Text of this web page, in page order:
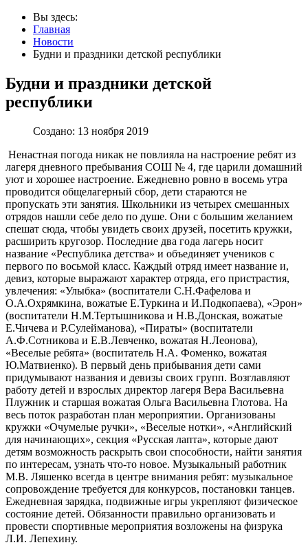
Вы здесь:
Главная
Новости
Будни и праздники детской республики
Будни и праздники детской
республики
Создано: 13 ноября 2019
Ненастная погода никак не повлияла на настроение ребят из
лагеря дневного пребывания СОШ № 4, где царили домашний
уют и хорошее настроение. Ежедневно ровно в восемь утра
проводится общелагерный сбор, дети стараются не
пропускать эти занятия. Школьники из четырех смешанных
отрядов нашли себе дело по душе. Они с большим желанием
спешат сюда, чтобы увидеть своих друзей, посетить кружки,
расширить кругозор. Последние два года лагерь носит
название «Республика детства» и объединяет учеников с
первого по восьмой класс. Каждый отряд имеет название и,
девиз, которые выражают характер отряда, его пристрастия,
увлечения: «Улыбка» (воспитатели С.Н.Фафелова и
О.А.Охрямкина, вожатые Е.Туркина и И.Подкопаева), «Эрон»
(воспитатели Н.М.Тертышникова и Н.В.Донская, вожатые
Е.Чичева и Р.Сулейманова), «Пираты» (воспитатели
А.Ф.Сотникова и Е.В.Левченко, вожатая Н.Леонова),
«Веселые ребята» (воспитатель Н.А. Фоменко, вожатая
Ю.Матвиенко). В первый день прибывания дети сами
придумывают названия и девизы своих групп. Возглавляют
работу детей и взрослых директор лагеря Вера Васильевна
Плужник и старшая вожатая Ольга Васильевна Глотова. На
весь поток разработан план мероприятии. Организованы
кружки «Очумелые ручки», «Веселые нотки», «Английский
для начинающих», секция «Русская лапта», которые дают
детям возможность раскрыть свои способности, найти занятия
по интересам, узнать что-то новое. Музыкальный работник
М.В. Ляшенко всегда в центре внимания ребят: музыкальное
сопровождение требуется для конкурсов, постановки танцев.
Ежедневная зарядка, подвижные игры укрепляют физическое
состояние детей. Обязанности правильно организовать и
провести спортивные мероприятия возложены на физрука
Л.И. Лепехину.